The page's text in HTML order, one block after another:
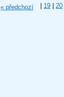
« předchozí 19 20